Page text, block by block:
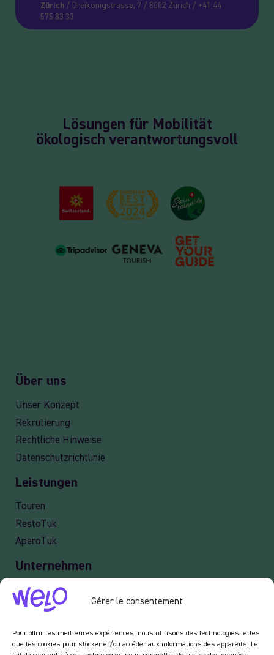
Gérer le consentement
Pour offrir les meilleures expériences, nous utilisons des technologies telles
que les cookies pour stocker et/ou accéder aux informations des appareils. Le
Zürich/ Dreikönigstrasse, 7 / 8002 Zürich / +41 44
575 83 33
Lösungen für Mobilität
ökologisch verantwortungsvoll
Über uns
Unser Konzept
Rekrutierung
Rechtliche Hinweise
Datenschutzrichtlinie
Leistungen
Touren
RestoTuk
AperoTuk
Unternehmen
Lieferung
Veranstaltung